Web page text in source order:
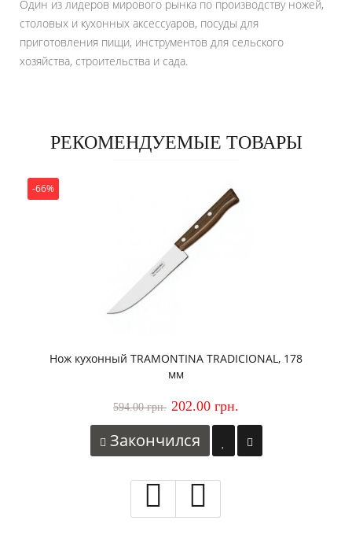
Один из лидеров мирового рынка по производству ножей,
столовых и кухонных аксессуаров, посуды для
приготовления пищи, инструментов для сельского
хозяйства, строительства и сада.
РЕКОМЕНДУЕМЫЕ ТОВАРЫ
-66%
Нож кухонный TRAMONTINA TRADICIONAL, 178
мм
594.00 грн. 202.00 грн.
Закончился